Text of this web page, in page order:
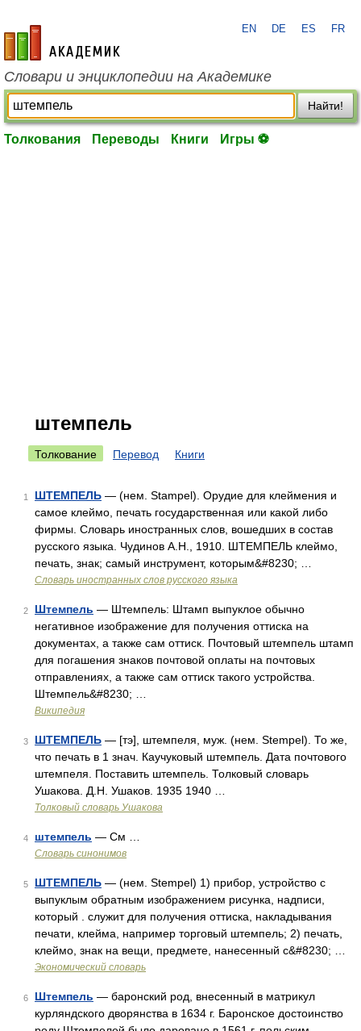
academic.ru
EN DE ES FR
Словари и энциклопедии на Академике
Найти!
Толкования Переводы Книги Игры ⚽
штемпель
Толкование Перевод Книги
1 ШТЕМПЕЛЬ — (нем. Stampel). Орудие для клеймения и
самое клеймо, печать государственная или какой либо
фирмы. Словарь иностранных слов, вошедших в состав
русского языка. Чудинов А.Н., 1910. ШТЕМПЕЛЬ клеймо,
печать, знак; самый инструмент, которым&#8230; …
Словарь иностранных слов русского языка
2 Штемпель — Штемпель: Штамп выпуклое обычно
негативное изображение для получения оттиска на
документах, а также сам оттиск. Почтовый штемпель штамп
для погашения знаков почтовой оплаты на почтовых
отправлениях, а также сам оттиск такого устройства.
Штемпель&#8230; …
Википедия
3 ШТЕМПЕЛЬ — [тэ], штемпеля, муж. (нем. Stempel). То же,
что печать в 1 знач. Каучуковый штемпель. Дата почтового
штемпеля. Поставить штемпель. Толковый словарь
Ушакова. Д.Н. Ушаков. 1935 1940 …
Толковый словарь Ушакова
4 штемпель — См …
Словарь синонимов
5 ШТЕМПЕЛЬ — (нем. Stempel) 1) прибор, устройство с
выпуклым обратным изображением рисунка, надписи,
который . служит для получения оттиска, накладывания
печати, клейма, например торговый штемпель; 2) печать,
клеймо, знак на вещи, предмете, нанесенный с&#8230; …
Экономический словарь
6 Штемпель — баронский род, внесенный в матрикул
курляндского дворянства в 1634 г. Баронское достоинство